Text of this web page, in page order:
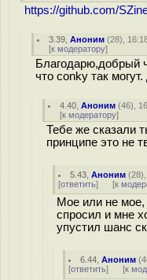
https://github.com/
3.39 ,Аноним (28),
[к модератору]
Благодарю,добрый
что conky так
4.40 ,Аноним (46),
[к модератору]
Тебе же сказали
принципе это не
5.43 ,Аноним (28
[ответить] [к
Мое или не
спросил и мне
упустил шанс
6.44 ,Аноним (
[ответить] [к